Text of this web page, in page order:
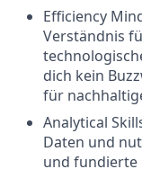
Efficiency
Verständnis
dich kein
für
Analytical
Daten und
und fundierte